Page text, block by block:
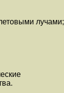
лучами;